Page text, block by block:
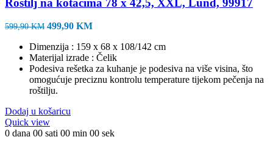
599,90KM Izvorna
bila
je:
599,90 KM.
499,90 KMTrenutna
je:
499,90 KM.
Dimenzija : 159 x 68 x 108/142 cm
Materijal izrade : Čelik
Podesiva rešetka za kuhanje je podesiva na više visina, što
omogućuje preciznu kontrolu temperature tijekom pečenja na
roštilju.
Dodaj u košaricu
Quick view
0 dana 00 sati 00 min 00 sek